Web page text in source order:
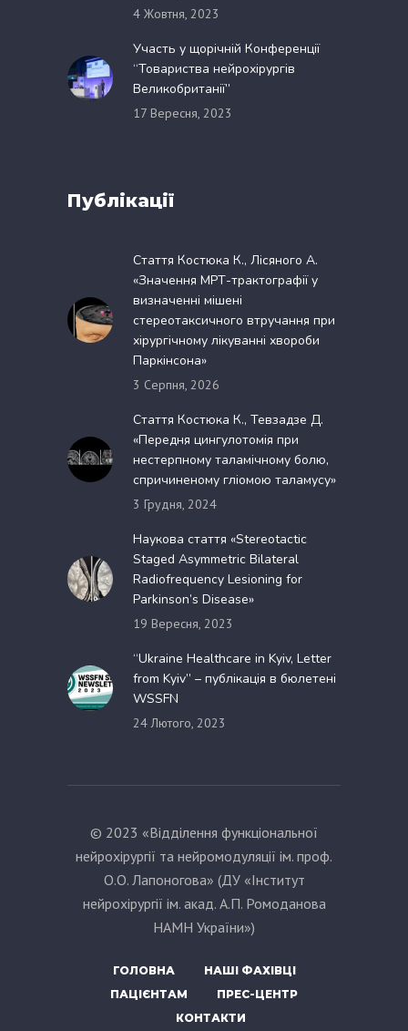
4 Жовтня, 2023
Участь у щорічній Конференції
“Товариства нейрохірургів
Великобританії”
17 Вересня, 2023
Публікації
Стаття Костюка К., Лісяного А.
«Значення МРТ-трактографії у
визначенні мішені
стереотаксичного втручання при
хірургічному лікуванні хвороби
Паркінсона»
3 Серпня, 2026
Стаття Костюка К., Тевзадзе Д.
«Передня цингулотомія при
нестерпному таламічному болю,
спричиненому гліомою таламусу»
3 Грудня, 2024
Наукова стаття «Stereotactic
Staged Asymmetric Bilateral
Radiofrequency Lesioning for
Parkinson’s Disease»
19 Вересня, 2023
“Ukraine Healthcare in Kyiv, Letter
from Kyiv” – публікація в бюлетені
WSSFN
24 Лютого, 2023
© 2023 «Відділення функціональної
нейрохірургії та нейромодуляції ім. проф.
О.О. Лапоногова» (ДУ «Інститут
нейрохірургії ім. акад. А.П. Ромоданова
НАМН України»)
ГОЛОВНА
НАШІ ФАХІВЦІ
ПАЦІЄНТАМ
ПРЕС-ЦЕНТР
КОНТАКТИ